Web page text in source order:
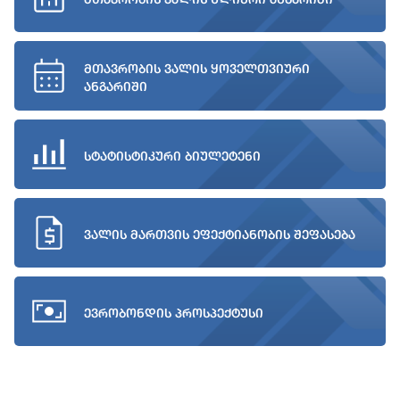
მთავრობის ვალის ყოველთვიური
ანგარიში
სტატისტიკური ბიულეტენი
ვალის მართვის ეფექტიანობის შეფასება
ევრობონდის პროსპექტუსი